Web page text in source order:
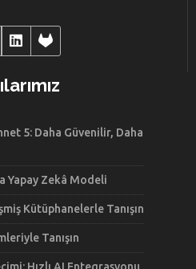
5: Daha Güvenilir, Daha
Yapay Zekâ Modeli
Kütüphanelerle Tanışın
Tanışın